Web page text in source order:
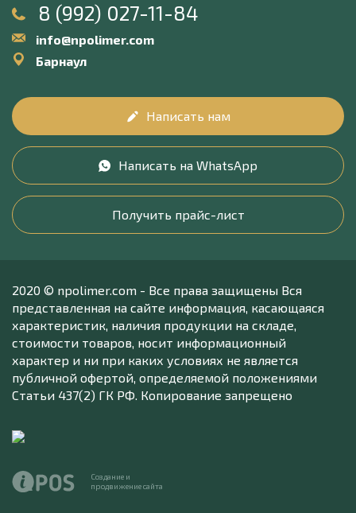
8 (992) 027-11-84
info@npolimer.com
Барнаул
Написать нам
Написать на WhatsApp
Получить прайс-лист
2020 © npolimer.com - Все права защищены Вся
представленная на сайте информация, касающаяся
характеристик, наличия продукции на складе,
стоимости товаров, носит информационный
характер и ни при каких условиях не является
публичной офертой, определяемой положениями
Статьи 437(2) ГК РФ. Копирование запрещено
Создание и
продвижение сайта